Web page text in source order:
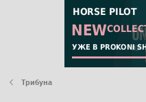
Трибуна